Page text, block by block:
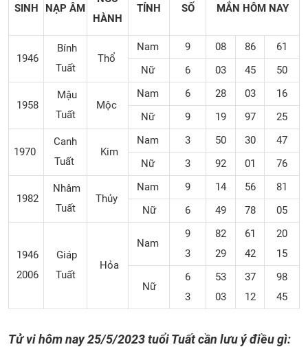
SINH
NẠP ÂM
HÀNH
TÍNH
SỐ
MẮN HÔM NAY
1946
Bính
Tuất
Thổ
Nam 9 08 86
61
Nữ
6 03 45 50
1958
Mậu
Tuất
Mộc
Nam 6 28 03
16
Nữ
9 19 97 25
1970
Canh
Tuất
Kim
Nam 3 50 30
47
Nữ
3 92 01 76
1982
Nhâm
Tuất
Thủy
Nam 9 14 56
81
Nữ
6 49 78 05
1946
2006
Giáp
Tuất
Hỏa
Nam
9
3
82
29
61
42
20
15
Nữ
6
3
53
03
37
12
98
45
Tử vi hôm nay 25/5/2023 tuổi Tuất cần lưu ý điều gì: